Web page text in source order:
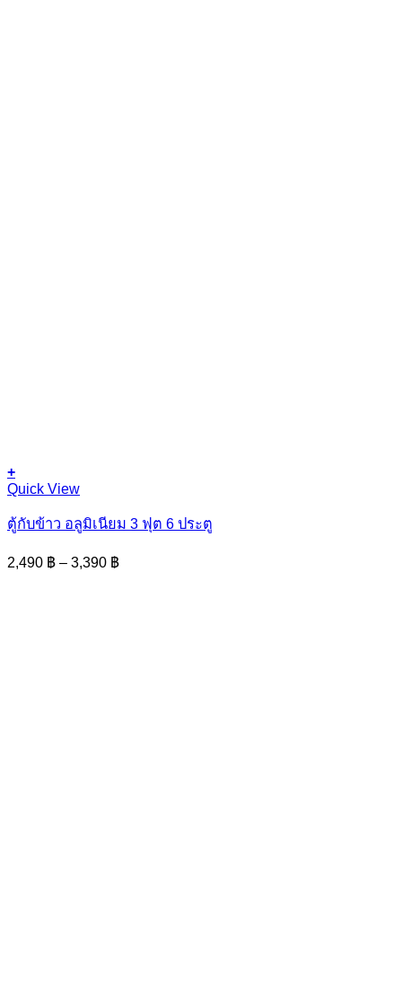
+
This
has
multiple
variants.
The
Quick View
ตู้กับข้าว อลูมิเนียม 3 ฟุต 6 ประตู
2,490 ฿ – 3,390 ฿